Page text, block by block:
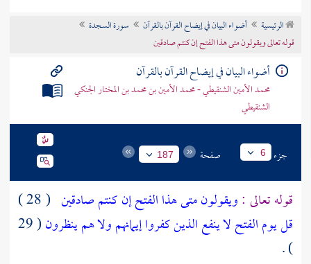
تراجم الأعلام
الرئيسية أضواء البيان في إيضاح القرآن بالقرآن
سورة السجدة
قوله تعالى ويقولون متى هذا الفتح إن كنتم صادقين
أضواء البيان في إيضاح القرآن بالقرآن
محمد الأمين الشنقيطي - محمد الأمين بن محمد بن المختار الجنكي
الشنقيطي
جزء 6 صفحة 187
قوله تعالى :ويقولون متى هذا الفتح إن كنتم صادقين ( 28 )
قل يوم الفتح لا ينفع الذين كفروا إيمانهم ولا هم ينظرون ( 29
) .